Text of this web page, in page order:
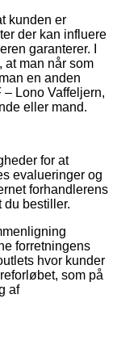
kunden er
der kan influere
garanterer. I
man når som
en anden
Lono Vaffeljern,
eller mand.
for at
evalueringer og
forhandlerens
du bestiller.
forretningens
hvor kunder
som på
af